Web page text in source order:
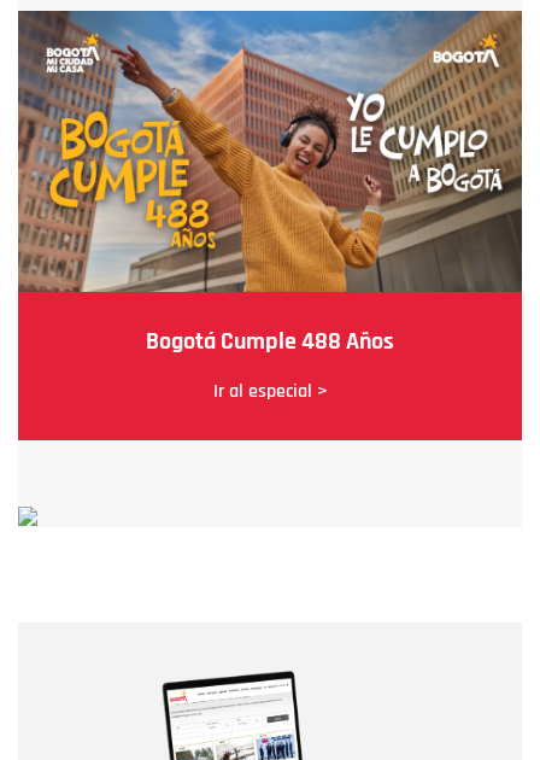
Bogotá Cumple 488 Años
Ir al especial >
Correo electrónico